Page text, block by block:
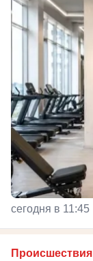
сегодня в 11:45
Происшествия